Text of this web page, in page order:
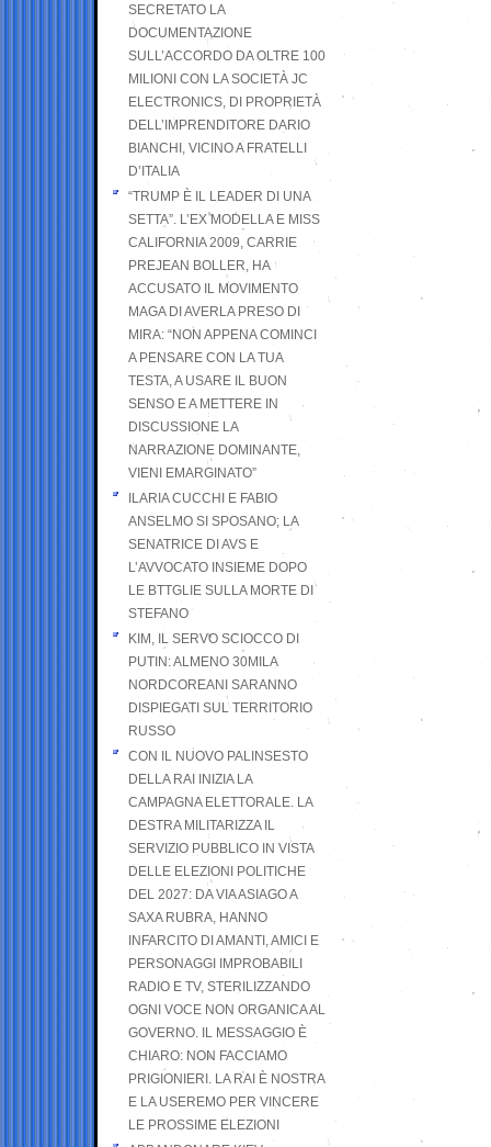
SECRETATO LA
DOCUMENTAZIONE
SULL’ACCORDO DA OLTRE 100
MILIONI CON LA SOCIETÀ JC
ELECTRONICS, DI PROPRIETÀ
DELL’IMPRENDITORE DARIO
BIANCHI, VICINO A FRATELLI
D’ITALIA
“TRUMP È IL LEADER DI UNA
SETTA”. L’EX MODELLA E MISS
CALIFORNIA 2009, CARRIE
PREJEAN BOLLER, HA
ACCUSATO IL MOVIMENTO
MAGA DI AVERLA PRESO DI
MIRA: “NON APPENA COMINCI
A PENSARE CON LA TUA
TESTA, A USARE IL BUON
SENSO E A METTERE IN
DISCUSSIONE LA
NARRAZIONE DOMINANTE,
VIENI EMARGINATO”
ILARIA CUCCHI E FABIO
ANSELMO SI SPOSANO; LA
SENATRICE DI AVS E
L’AVVOCATO INSIEME DOPO
LE BTTGLIE SULLA MORTE DI
STEFANO
KIM, IL SERVO SCIOCCO DI
PUTIN: ALMENO 30MILA
NORDCOREANI SARANNO
DISPIEGATI SUL TERRITORIO
RUSSO
CON IL NUOVO PALINSESTO
DELLA RAI INIZIA LA
CAMPAGNA ELETTORALE. LA
DESTRA MILITARIZZA IL
SERVIZIO PUBBLICO IN VISTA
DELLE ELEZIONI POLITICHE
DEL 2027: DA VIA ASIAGO A
SAXA RUBRA, HANNO
INFARCITO DI AMANTI, AMICI E
PERSONAGGI IMPROBABILI
RADIO E TV, STERILIZZANDO
OGNI VOCE NON ORGANICA AL
GOVERNO. IL MESSAGGIO È
CHIARO: NON FACCIAMO
PRIGIONIERI. LA RAI È NOSTRA
E LA USEREMO PER VINCERE
LE PROSSIME ELEZIONI